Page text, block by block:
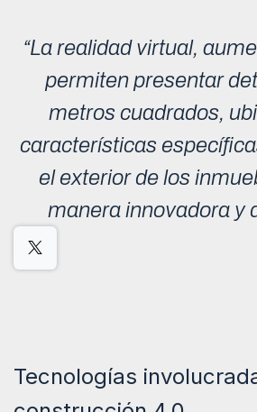
“La realidad virtual,
permiten presentar
metros cuadrados,
características
el exterior de los
manera innovadora y
Tecnologías